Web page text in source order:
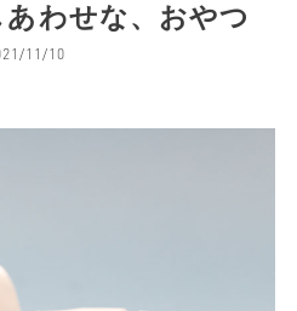
わせな、おやつ
11/10